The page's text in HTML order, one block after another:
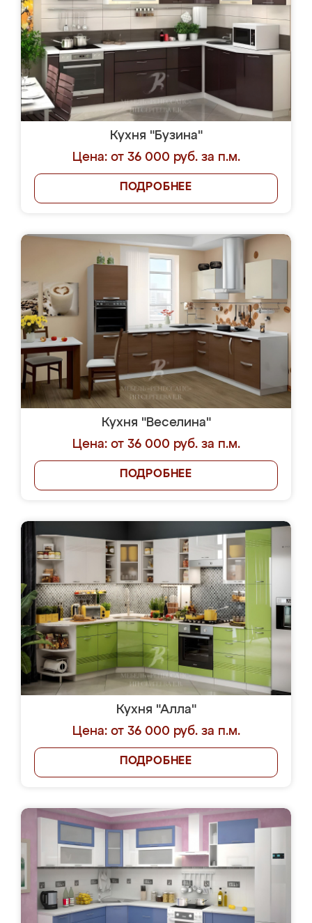
Кухня "Бузина"
Цена: от 36 000 руб. за п.м.
ПОДРОБНЕЕ
Кухня "Веселина"
Цена: от 36 000 руб. за п.м.
ПОДРОБНЕЕ
Кухня "Алла"
Цена: от 36 000 руб. за п.м.
ПОДРОБНЕЕ